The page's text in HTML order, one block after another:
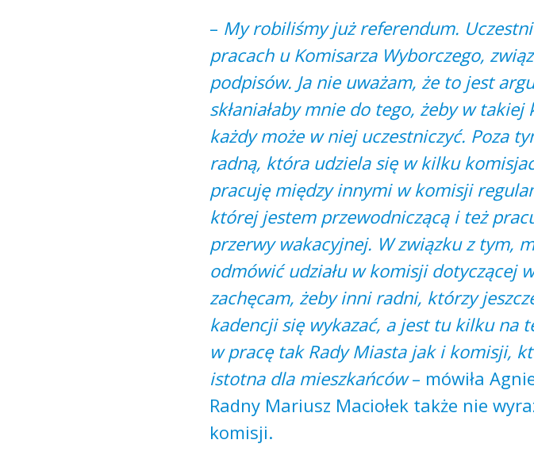
– My robiliśmy już referendum.
pracach u Komisarza Wyborczego,
podpisów. Ja nie uważam, że to jest
skłaniałaby mnie do tego, żeby w
każdy może w niej uczestniczyć. Poza
radną, która udziela się w kilku
pracuję między innymi w komisji
której jestem przewodniczącą i też
przerwy wakacyjnej. W związku z tym,
odmówić udziału w komisji dotyczącej
zachęcam, żeby inni radni, którzy
kadencji się wykazać, a jest tu kilku na
w pracę tak Rady Miasta jak i komisji,
istotna dla mieszkańców– mówiła
Radny Mariusz Maciołek także nie
komisji.